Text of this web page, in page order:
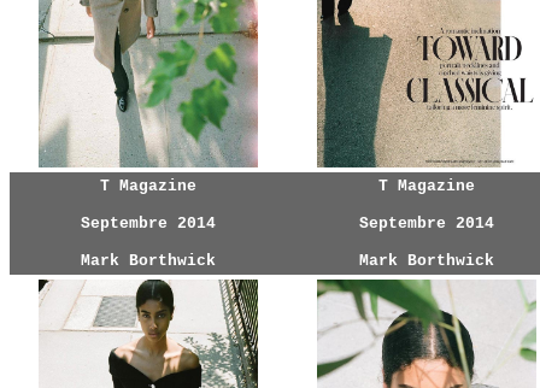
T Magazine
Septembre 2014
Mark Borthwick
T Magazine
Septembre 2014
Mark Borthwick